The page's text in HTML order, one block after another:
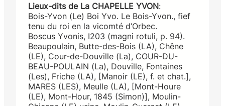
Lieux-dits de La CHAPELLE YVON:
Bois-Yvon (Le) Boi Yvo. Le Bois-Yvon., fief
tenu du roi en la vicomté d’Orbec.
Boscus Yvonis, I203 (magni rotuli, p. 94).
Beaupoulain, Butte-des-Bois (LA), Chêne
(LE), Cour-de-Douville (La), COUR-DU-
BEAU-POULAIN (La), Douville, Fontaines
(Les), Friche (LA), [Manoir (LE), f. et chat.],
MARES (LES), Meulle (LA), [Mont-Houre
(LE), Mont-Hour, 1845 (Simon)], Moulin-